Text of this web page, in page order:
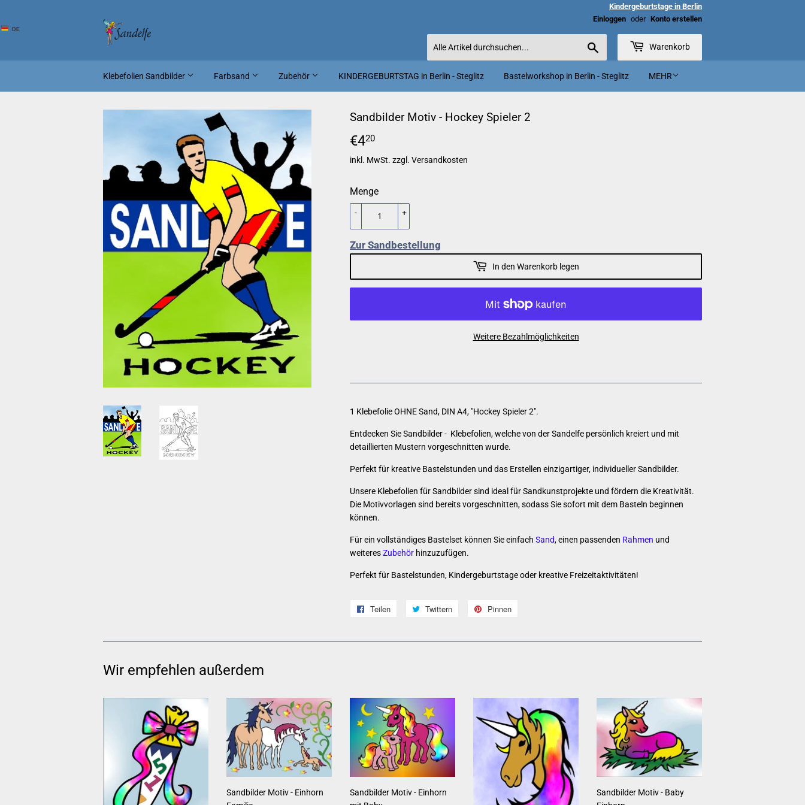
Kindergeburtstage in Berlin
Einloggen oder Konto erstellen
Warenkorb
Klebefolien Sandbilder Farbsand Zubehör KINDERGEBURTSTAG in Berlin - Steglitz Bastelworkshop in Berlin - Steglitz MEHR
Sandbilder Motiv - Hockey Spieler 2
€420
inkl. MwSt. zzgl. Versandkosten
Menge
+
-
Zur Sandbestellung
In den Warenkorb legen
Weitere Bezahlmöglichkeiten
1 Klebefolie OHNE Sand, DIN A4, "Hockey Spieler 2".
Entdecken Sie Sandbilder - Klebefolien, welche von der Sandelfe persönlich kreiert und mit
detaillierten Mustern vorgeschnitten wurde.
Perfekt für kreative Bastelstunden und das Erstellen einzigartiger, individueller Sandbilder.
Unsere Klebefolien für Sandbilder sind ideal für Sandkunstprojekte und fördern die Kreativität.
Die Motivvorlagen sind bereits vorgeschnitten, sodass Sie sofort mit dem Basteln beginnen
können.
Für ein vollständiges Bastelset können Sie einfach Sand,einen passenden Rahmen und
weiteresZubehör hinzuzufügen.
Perfekt für Bastelstunden, Kindergeburtstage oder kreative Freizeitaktivitäten!
Teilen
teilen
Twittern
twittern
Pinnen
pinnen
Wir empfehlen außerdem
Sandbilder Motiv - Einhorn
Sandbilder Motiv - Einhorn
Sandbilder Motiv - Baby
DE